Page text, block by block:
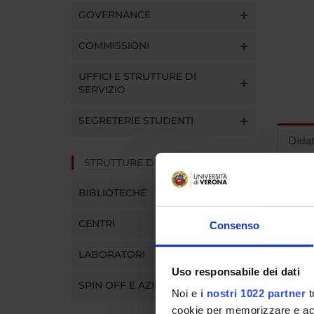
Consenso
Uso responsabile dei dati
Noi e i nostri 1022 partner
cookie per memorizzare e
GOVERNANCE
COMMISSIONI
UFFICI E STRUTTURE DI
SERVIZIO
SEGRETERIE STUDENTI
STRUTTURE DEL DIPARTIMENTO
BIBLIOTECHE
CENTRI
LABORATORI
SPIN OFF E AZIENDE